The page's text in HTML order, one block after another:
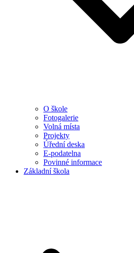
O škole
Fotogalerie
Volná místa
Projekty
Úřední deska
E-podatelna
Povinné informace
Základní škola